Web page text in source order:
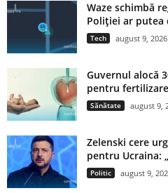
Waze schimbă
Poliției ar putea
Tech august 9, 2026
Guvernul alocă
pentru
Sănătate august 9,
Zelenski cere
pentru Ucraina:
Politic august 9,